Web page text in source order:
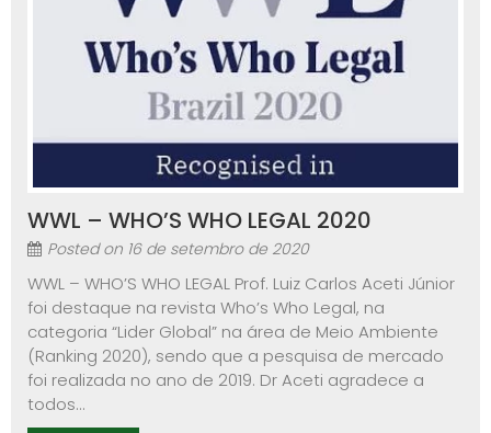
WWL – WHO’S WHO LEGAL 2020
Posted on 16 de setembro de 2020
WWL – WHO’S WHO LEGAL Prof. Luiz Carlos Aceti Júnior
foi destaque na revista Who’s Who Legal, na
categoria “Lider Global” na área de Meio Ambiente
(Ranking 2020), sendo que a pesquisa de mercado
foi realizada no ano de 2019. Dr Aceti agradece a
todos...